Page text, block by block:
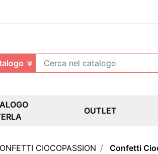
OUTLET
CIOCOPASSION Confetti